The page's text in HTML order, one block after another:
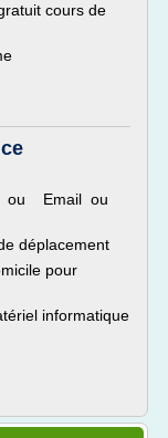
cours de
ou Email ou
déplacement
pour
informatique